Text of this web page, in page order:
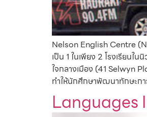
Nelson English Centre
เป็น 1 ในเพียง 2 โรงเรีย
ใจกลางเมือง (41 Selwyn
ทำให้นักศึกษาพัฒนาทักษะก
Languages